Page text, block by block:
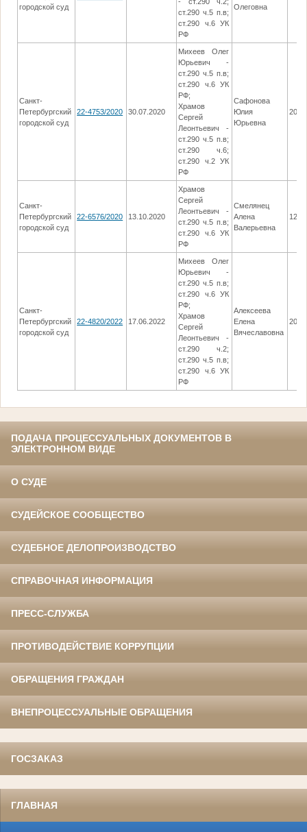
городской суд
ст.290 ч.5 п.в;
ст.290 ч.6 УК
РФ
Олеговна
Санкт-
Петербургский
городской суд
22-4753/2020 30.07.2020
Михеев Олег
Юрьевич -
ст.290 ч.5 п.в;
ст.290 ч.6 УК
РФ;
Храмов
Сергей
Леонтьевич -
ст.290 ч.5 п.в;
ст.290 ч.6;
ст.290 ч.2 УК
РФ
Сафонова
Юлия
Юрьевна
Санкт-
Петербургский
городской суд
22-6576/2020 13.10.2020
Храмов
Сергей
Леонтьевич -
ст.290 ч.5 п.в;
ст.290 ч.6 УК
РФ
Смелянец
Алена
Валерьевна
Санкт-
Петербургский
городской суд
22-4820/2022 17.06.2022
Михеев Олег
Юрьевич -
ст.290 ч.5 п.в;
ст.290 ч.6 УК
РФ;
Храмов
Сергей
Леонтьевич -
ст.290 ч.2;
ст.290 ч.5 п.в;
ст.290 ч.6 УК
РФ
Алексеева
Елена
Вячеславовна
ПОДАЧА ПРОЦЕССУАЛЬНЫХ ДОКУМЕНТОВ В
ЭЛЕКТРОННОМ ВИДЕ
О СУДЕ
СУДЕЙСКОЕ СООБЩЕСТВО
СУДЕБНОЕ ДЕЛОПРОИЗВОДСТВО
СПРАВОЧНАЯ ИНФОРМАЦИЯ
ПРЕСС-СЛУЖБА
ПРОТИВОДЕЙСТВИЕ КОРРУПЦИИ
ОБРАЩЕНИЯ ГРАЖДАН
ВНЕПРОЦЕССУАЛЬНЫЕ ОБРАЩЕНИЯ
ГОСЗАКАЗ
ГЛАВНАЯ